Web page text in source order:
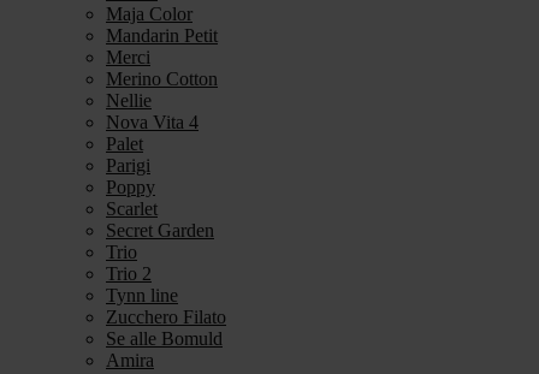
Maja Color
Mandarin Petit
Merci
Merino Cotton
Nellie
Nova Vita 4
Palet
Parigi
Poppy
Scarlet
Secret Garden
Trio
Trio 2
Tynn line
Zucchero Filato
Se alle Bomuld
Amira